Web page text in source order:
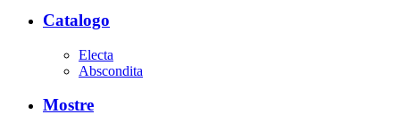
Catalogo
Electa
Abscondita
Mostre